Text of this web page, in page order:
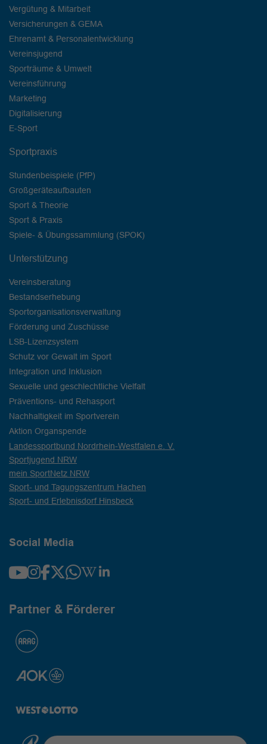
Vergütung & Mitarbeit
Versicherungen & GEMA
Ehrenamt & Personalentwicklung
Vereinsjugend
Sporträume & Umwelt
Vereinsführung
Marketing
Digitalisierung
E-Sport
Sportpraxis
Stundenbeispiele (PfP)
Großgeräteaufbauten
Sport & Theorie
Sport & Praxis
Spiele- & Übungssammlung (SPOK)
Unterstützung
Vereinsberatung
Bestandserhebung
Sportorganisationsverwaltung
Förderung und Zuschüsse
LSB-Lizenzsystem
Schutz vor Gewalt im Sport
Integration und Inklusion
Sexuelle und geschlechtliche Vielfalt
Präventions- und Rehasport
Nachhaltigkeit im Sportverein
Aktion Organspende
Landessportbund Nordrhein-Westfalen e. V.
Sportjugend NRW
mein SportNetz NRW
Sport- und Tagungszentrum Hachen
Sport- und Erlebnisdorf Hinsbeck
Social Media
Partner & Förderer